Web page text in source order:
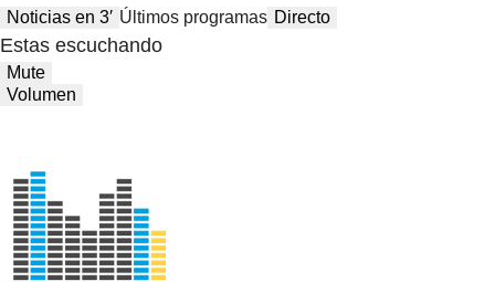
Noticias en 3′ Últimos programas Directo
Estas escuchando
Mute
Volumen